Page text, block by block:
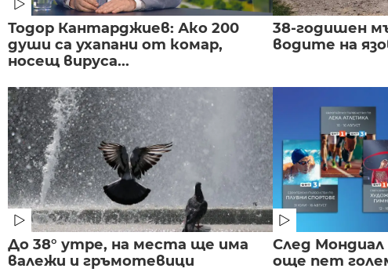
Тодор Кантарджиев: Ако 200
души са ухапани от комар,
носещ вируса...
38-годишен
водите на
До 38° утре, на места ще има
валежи и гръмотевици
След Мондиал
още пет